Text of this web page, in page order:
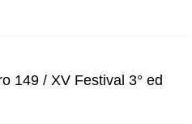
149 / XV Festival 3° ed